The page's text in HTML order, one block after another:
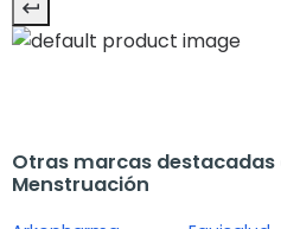
Otras marcas
Menstruación